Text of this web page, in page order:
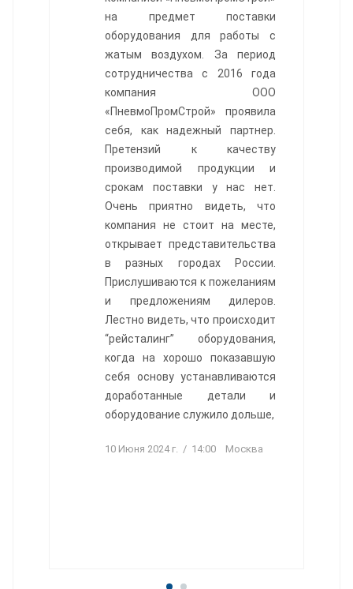
на предмет поставки
оборудования для работы с
жатым воздухом. За период
сотрудничества с 2016 года
компания ООО
«ПневмоПромСтрой» проявила
себя, как надежный партнер.
Претензий к качеству
производимой продукции и
срокам поставки у нас нет.
Очень приятно видеть, что
компания не стоит на месте,
открывает представительства
в разных городах России.
Прислушиваются к пожеланиям
и предложениям дилеров.
Лестно видеть, что происходит
“рейсталинг” оборудования,
когда на хорошо показавшую
себя основу устанавливаются
доработанные детали и
оборудование служило дольше,
10 Июня 2024 г. / 14:00 Москва